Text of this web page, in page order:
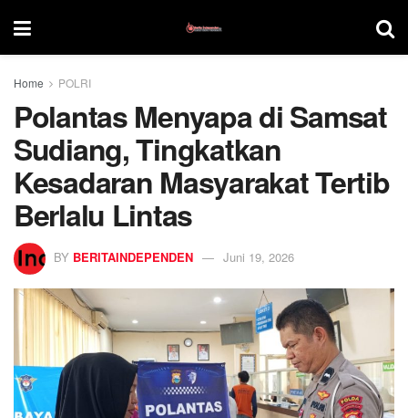
Home POLRI
Polantas Menyapa di Samsat
Sudiang, Tingkatkan
Kesadaran Masyarakat Tertib
Berlalu Lintas
BY BERITAINDEPENDEN Juni 19, 2026